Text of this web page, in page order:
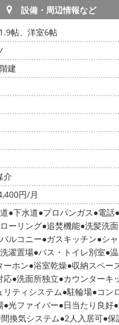
設備・周辺情報など
帖、洋室6帖
建
介
円/月
下水道 プロパンガス 電話
ーリング 追焚機能 洗髪洗
バルコニー ガスキッチン シ
濯置場 バス・トイレ別室
ーホン 浴室乾燥 収納スペー
応 洗面所独立 カウンターキ
リティシステム 駐輪場 コン
光ファイバー 日当たり良好
換気システム 2人入居可 保